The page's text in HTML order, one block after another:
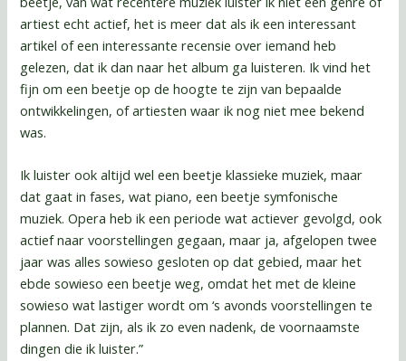
artiest echt actief, het is meer dat als ik een interessant
artikel of een interessante recensie over iemand heb
gelezen, dat ik dan naar het album ga luisteren. Ik vind het
fijn om een beetje op de hoogte te zijn van bepaalde
ontwikkelingen, of artiesten waar ik nog niet mee bekend
was.
Ik luister ook altijd wel een beetje klassieke muziek, maar
dat gaat in fases, wat piano, een beetje symfonische
muziek. Opera heb ik een periode wat actiever gevolgd, ook
actief naar voorstellingen gegaan, maar ja, afgelopen twee
jaar was alles sowieso gesloten op dat gebied, maar het
ebde sowieso een beetje weg, omdat het met de kleine
sowieso wat lastiger wordt om ‘s avonds voorstellingen te
plannen. Dat zijn, als ik zo even nadenk, de voornaamste
dingen die ik luister.”